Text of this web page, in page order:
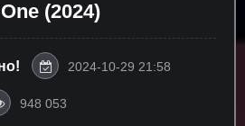
(2024)
2024-10-29 21:58
948 053